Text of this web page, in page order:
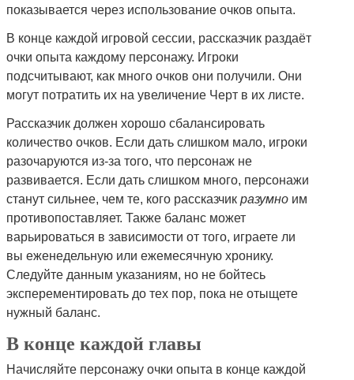
показывается через использование очков опыта.
В конце каждой игровой сессии, рассказчик раздаёт
очки опыта каждому персонажу. Игроки
подсчитывают, как много очков они получили. Они
могут потратить их на увеличение Черт в их листе.
Рассказчик должен хорошо сбалансировать
количество очков. Если дать слишком мало, игроки
разочаруются из-за того, что персонаж не
развивается. Если дать слишком много, персонажи
станут сильнее, чем те, кого рассказчик разумно им
противопоставляет. Также баланс может
варьироваться в зависимости от того, играете ли
вы еженедельную или ежемесячную хронику.
Следуйте данным указаниям, но не бойтесь
эксперементировать до тех пор, пока не отыщете
нужный баланс.
В конце каждой главы
Начисляйте персонажу очки опыта в конце каждой